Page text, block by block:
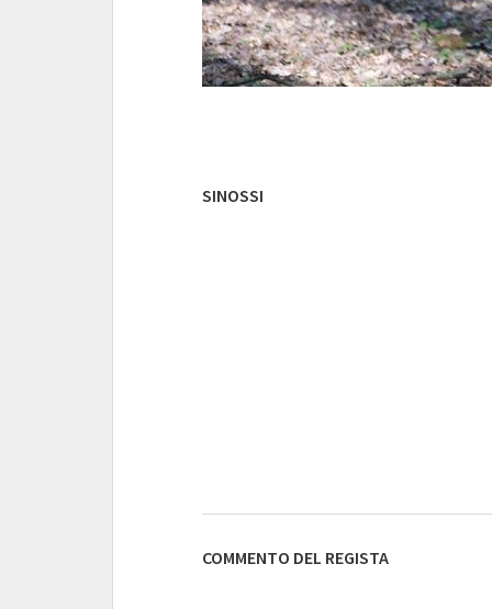
SINOSSI
COMMENTO DEL REGISTA